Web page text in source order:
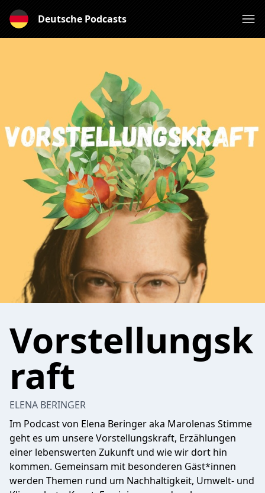
Deutsche Podcasts
Vorstellungsk
raft
ELENA BERINGER
Im Podcast von Elena Beringer aka Marolenas Stimme
geht es um unsere Vorstellungskraft, Erzählungen
einer lebenswerten Zukunft und wie wir dort hin
kommen. Gemeinsam mit besonderen Gäst*innen
werden Themen rund um Nachhaltigkeit, Umwelt- und